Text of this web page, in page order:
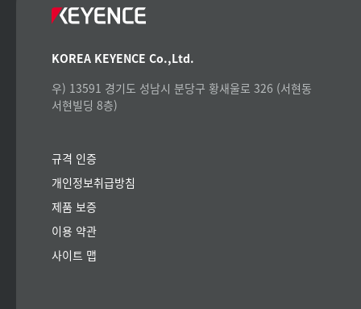
KOREA KEYENCE Co.,Ltd.
우) 13591 경기도 성남시 분당구 황새울로 326 (서현동
서현빌딩 8층)
규격 인증
개인정보취급방침
제품 보증
이용 약관
사이트 맵